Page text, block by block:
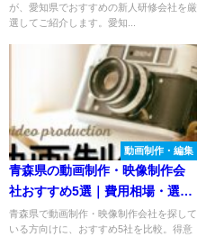
が、愛知県でおすすめの新人研修会社を厳
選してご紹介します。愛知...
動画制作・編集
青森県の動画制作・映像制作会
社おすすめ5選｜費用相場・選び
方も解説
青森県で動画制作・映像制作会社を探して
いる方向けに、おすすめ5社を比較。得意